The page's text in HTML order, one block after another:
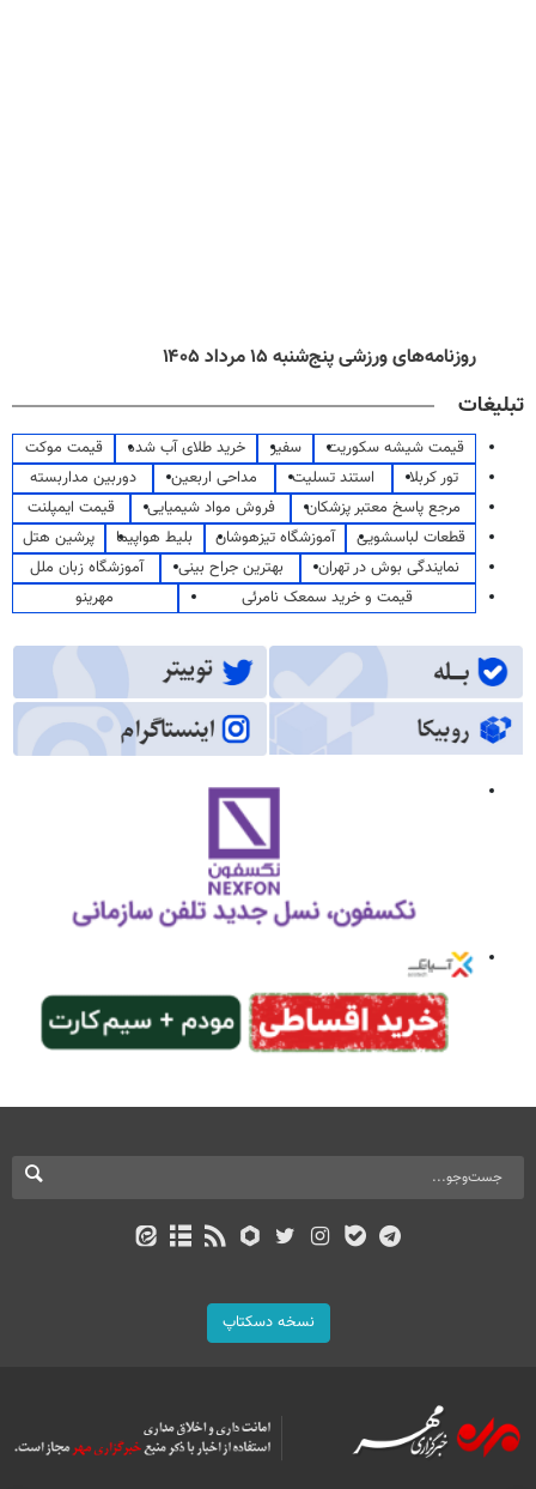
روزنامه‌های ورزشی پنج‌شنبه ۱۵ مرداد ۱۴۰۵
تبلیغات
قیمت شیشه سکوریت سفیر خرید طلای آب شده
قیمت موکت
تور کربلا
استند تسلیت مداحی اربعین
دوربین مداربسته
مرجع پاسخ معتبر پزشکان
فروش مواد شیمیایی
قیمت ایمپلنت
قطعات لباسشویی
آموزشگاه تیزهوشان بلیط هواپیما
پرشین هتل
نمایندگی بوش در تهران
بهترین جراح بینی
آموزشگاه زبان ملل
قیمت و خرید سمعک نامرئی
مهرینو
نسخه دسکتاپ